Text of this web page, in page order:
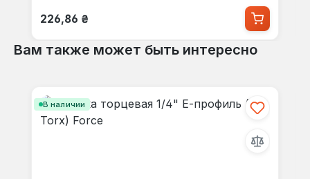
Обычная цена:
226,86 ₴
Вам также может быть интересно
В наличии